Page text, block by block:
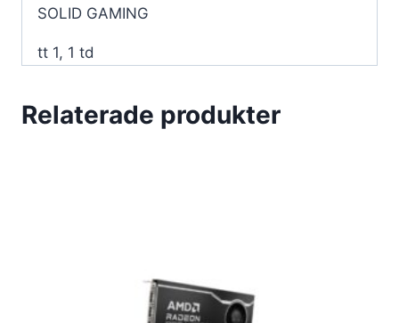
SOLID GAMING
tt 1, 1 td
Relaterade produkter